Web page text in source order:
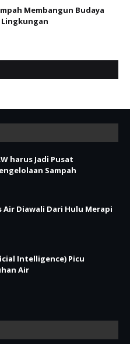
Membangun Budaya
Lingkungan
harus Jadi Pusat
Sampah
Air Diawali Dari Hulu Merapi
Intelligence) Picu
Air